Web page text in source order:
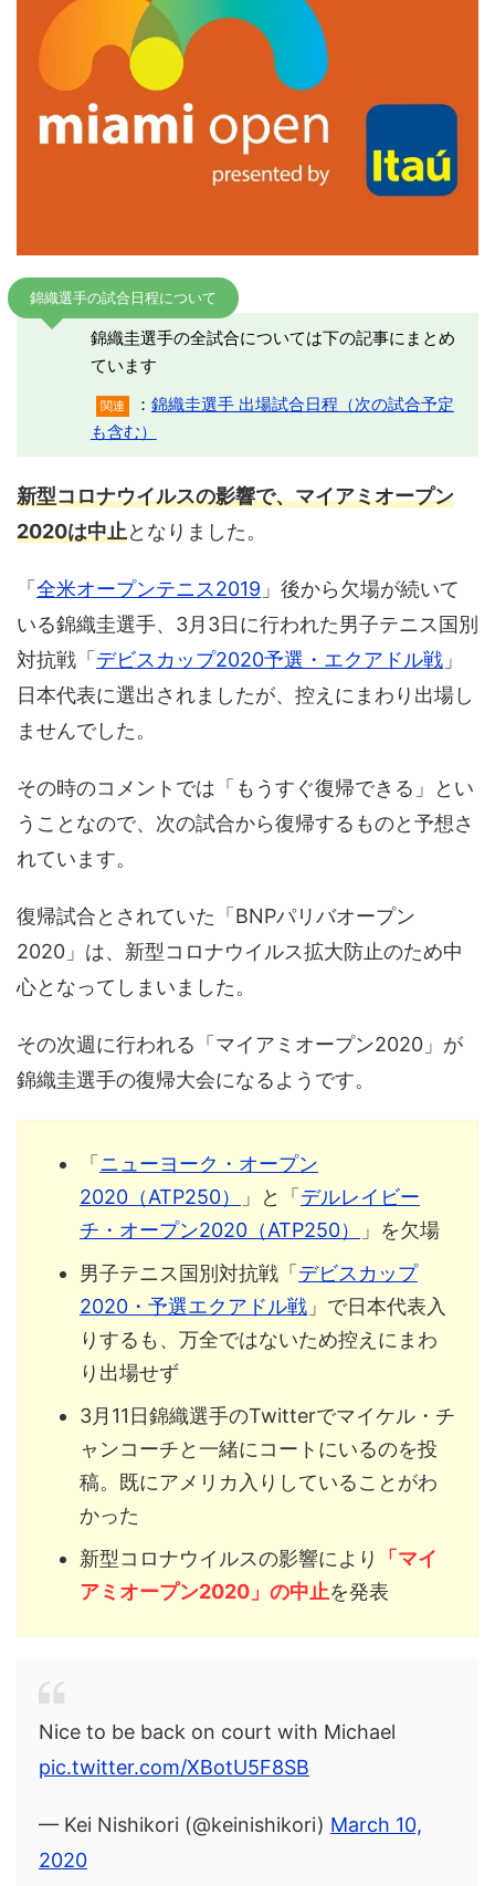
錦織選手の試合日程について
錦織圭選手の全試合については下の記事にまとめ
ています
関連 ： 錦織圭選手 出場試合日程（次の試合予定
も含む）
新型コロナウイルスの影響で、マイアミオープン
2020は中止となりました。
「全米オープンテニス2019 」後から欠場が続いて
いる錦織圭選手、3月3日に行われた男子テニス国別
対抗戦「デビスカップ2020予選・エクアドル戦 」
日本代表に選出されましたが、控えにまわり出場し
ませんでした。
その時のコメントでは「もうすぐ復帰できる」とい
うことなので、次の試合から復帰するものと予想さ
れています。
復帰試合とされていた「BNPパリバオープン
2020」は、新型コロナウイルス拡大防止のため中
心となってしまいました。
その次週に行われる「マイアミオープン2020」が
錦織圭選手の復帰大会になるようです。
「 ニューヨーク・オープン
2020（ATP250）
」と「 デルレイビー
チ・オープン2020（ATP250）
」を欠場
男子テニス国別対抗戦「 デビスカップ
2020・予選エクアドル戦 」で日本代表入
りするも、万全ではないため控えにまわ
り出場せず
3月11日錦織選手のTwitterでマイケル・チ
ャンコーチと一緒にコートにいるのを投
稿。既にアメリカ入りしていることがわ
かった
新型コロナウイルスの影響により
「マイ
アミオープン2020」の中止を発表
Nice to be back on court with Michael
pic.twitter.com/XBotU5F8SB
— Kei Nishikori (@keinishikori) March 10,
2020